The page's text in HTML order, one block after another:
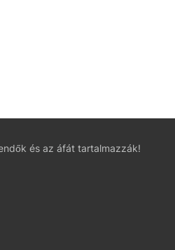
és az áfát tartalmazzák!